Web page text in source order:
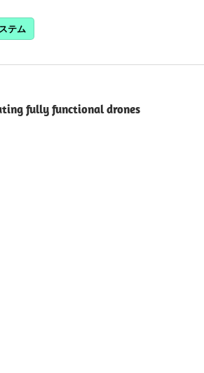
テム
fully functional drones